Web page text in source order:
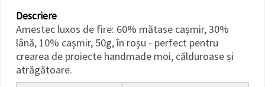
Descriere
Amestec luxos de fire: 60% mătase cașmir, 30%
lână, 10% cașmir, 50g, în roșu - perfect pentru
crearea de proiecte handmade moi, călduroase și
atrăgătoare.